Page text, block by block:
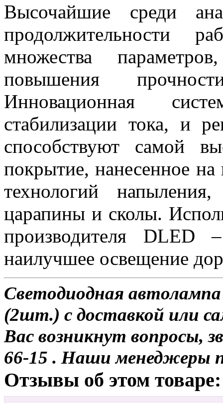
Высочайшие среди
продолжительности
множества
повышения
Инновационная
стабилизации тока, и
способствуют самой
покрытие, нанесенное
технологий напыления,
царапины и сколы.
производителя DLED
наилучшее освещение
Светодиодная
(2шт.) с доставкой или
Вас возникнут вопросы,
66-15 . Наши менеджеры
Отзывы об этом товаре: